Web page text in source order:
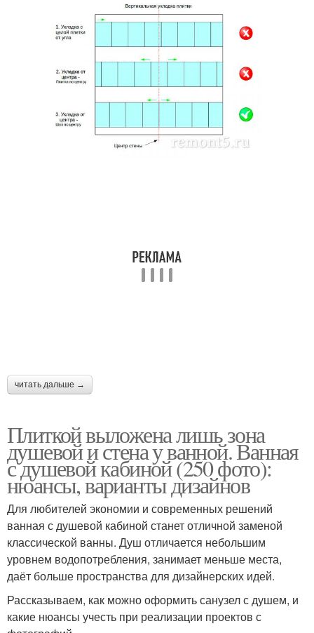
читать дальше →
Плиткой выложена лишь зона
душевой и стена у ванной. Ванная
с душевой кабиной (250 фото):
нюансы, варианты дизайнов
Для любителей экономии и современных решений
ванная с душевой кабиной станет отличной заменой
классической ванны. Душ отличается небольшим
уровнем водопотребления, занимает меньше места,
даёт больше пространства для дизайнерских идей.
Рассказываем, как можно оформить санузел с душем, и
какие нюансы учесть при реализации проектов с